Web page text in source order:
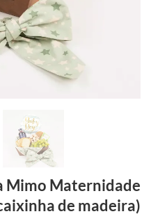
Mimo Maternidade
de madeira)